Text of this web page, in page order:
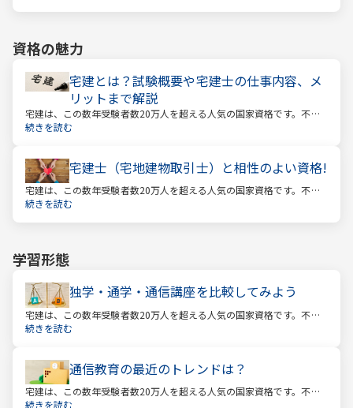
資格の魅力
宅建とは？試験概要や宅建士の仕事内容、メ
リットまで解説
宅建は、この数年受験者数20万人を超える人気の国家資格です。不動
産業に携わる人をはじめ、他業種、学生、主婦まで、さまざまな方が
続きを読む
宅建士（宅地建物取引士）と相性のよい資格!
宅建は、この数年受験者数20万人を超える人気の国家資格です。不動
産業に携わる人をはじめ、他業種、学生、主婦まで、さまざまな方が
続きを読む
学習形態
独学・通学・通信講座を比較してみよう
宅建は、この数年受験者数20万人を超える人気の国家資格です。不動
産業に携わる人をはじめ、他業種、学生、主婦まで、さまざまな方が
続きを読む
通信教育の最近のトレンドは？
宅建は、この数年受験者数20万人を超える人気の国家資格です。不動
産業に携わる人をはじめ、他業種、学生、主婦まで、さまざまな方が
続きを読む